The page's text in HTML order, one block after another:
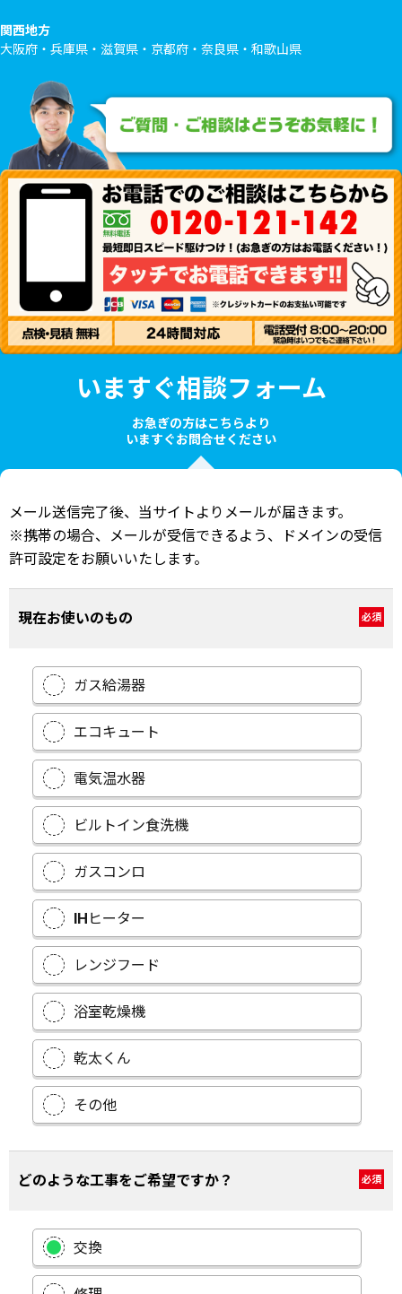
関西地方
大阪府・兵庫県・滋賀県・京都府・奈良県・和歌山県
いますぐ相談フォーム
お急ぎの方はこちらより
いますぐお問合せください
メール送信完了後、当サイトよりメールが届きます。
※携帯の場合、メールが受信できるよう、ドメインの受信
許可設定をお願いいたします。
現在お使いのもの 必須
ガス給湯器
エコキュート
電気温水器
ビルトイン食洗機
ガスコンロ
IHヒーター
レンジフード
浴室乾燥機
乾太くん
その他
どのような工事をご希望ですか？ 必須
交換